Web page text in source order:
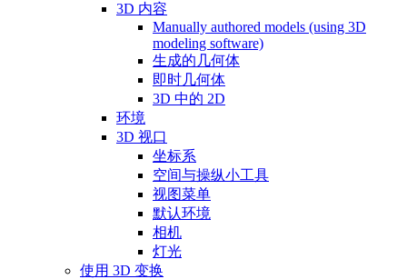
3D 内容
Manually authored models (using 3D
modeling software)
生成的几何体
即时几何体
3D 中的 2D
环境
3D 视口
坐标系
空间与操纵小工具
视图菜单
默认环境
相机
灯光
使用 3D 变换